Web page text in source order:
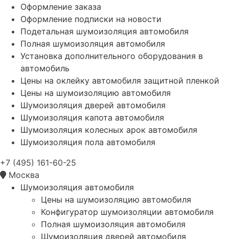
Оформление заказа
Оформление подписки на новости
Подетальная шумоизоляция автомобиля
Полная шумоизоляция автомобиля
Установка дополнительного оборудования в
автомобиль
Цены на оклейку автомобиля защитной пленкой
Цены на шумоизоляцию автомобиля
Шумоизоляция дверей автомобиля
Шумоизоляция капота автомобиля
Шумоизоляция колесных арок автомобиля
Шумоизоляция пола автомобиля
+7 (495) 161-60-25
Москва
Шумоизоляция автомобиля
Цены на шумоизоляцию автомобиля
Конфигуратор шумоизоляции автомобиля
Полная шумоизоляция автомобиля
Шумоизоляция дверей автомобиля